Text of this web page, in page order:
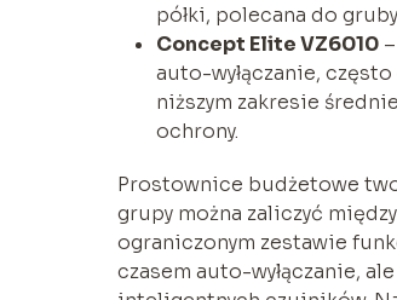
półki, polecana do
Concept Elite VZ6010
auto-wyłączanie,
niższym zakresie
ochrony.
Prostownice budżetowe
grupy można zaliczyć
ograniczonym zestawie
czasem auto-wyłączanie,